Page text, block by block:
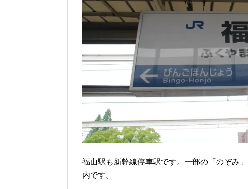
福山駅も新幹線停車駅です。一部の「のぞみ
内です。